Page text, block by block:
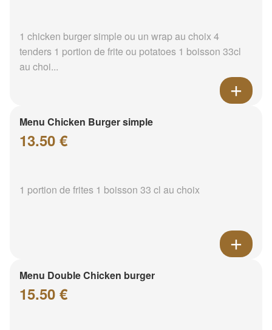
1 chicken burger simple ou un wrap au choix 4
tenders 1 portion de frite ou potatoes 1 boisson 33cl
au choi...
Menu Chicken Burger simple
13.50 €
1 portion de frites 1 boisson 33 cl au choix
Menu Double Chicken burger
15.50 €